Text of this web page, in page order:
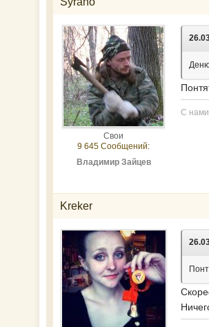
Свои
9 645 Сообщений:
Владимир Зайцев
С
Kreker